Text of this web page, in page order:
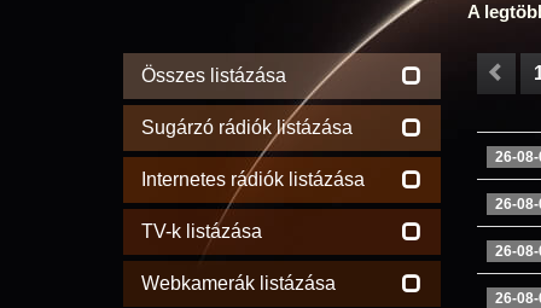
A
Összes listázása
Sugárzó rádiók listázása
Internetes rádiók listázása
TV-k listázása
Webkamerák listázása
26-
26-
26-
26-